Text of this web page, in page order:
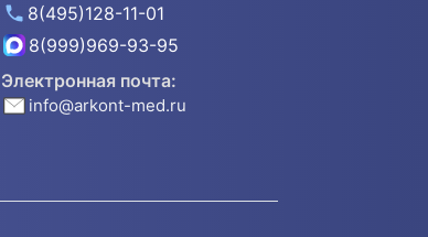
8(495)128-11-01
8(999)969-93-95
Электронная почта:
info@arkont-med.ru